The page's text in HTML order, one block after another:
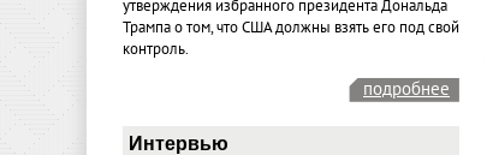
утверждения избранного президента Дональда
Трампа о том, что США должны взять его под свой
контроль.
подробнее
Интервью